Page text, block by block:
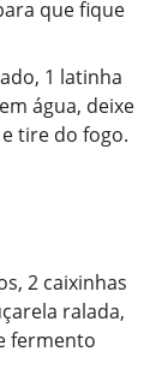
que fique
1 latinha
água, deixe
tire do fogo.
2 caixinhas
ralada,
fermento